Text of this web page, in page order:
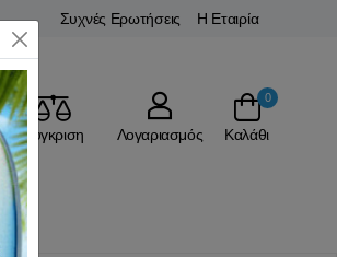
Συχνές Ερωτήσεις Η Εταιρία
Σύγκριση Λογαριασμός
0
Καλάθι
Close